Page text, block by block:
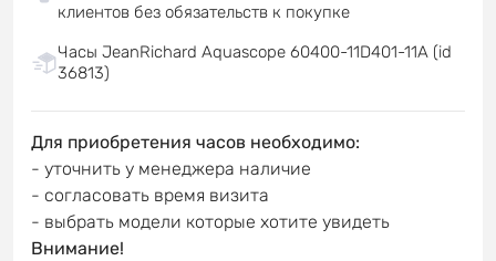
клиентов без обязательств к покупке
Часы JeanRichard Aquascope 60400-11D401-11A (id
36813)
Для приобретения часов необходимо:
- уточнить у менеджера наличие
- согласовать время визита
- выбрать модели которые хотите увидеть
Внимание!